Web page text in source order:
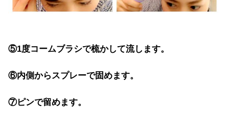
⑤1度コームブラシで梳かして流します。
⑥内側からスプレーで固めます。
⑦ピンで留めます。